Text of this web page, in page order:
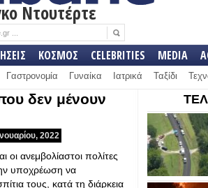
Ντουτέρτε
ΚΟΣΜΟΣ CELEBRITIES MEDIA
Γαστρονομία Γυναίκα Ιατρικά Ταξίδι
δεν μένουν
2022
οι ανεμβολίαστοι πολίτες
υποχρέωση να
τους, κατά τη διάρκεια